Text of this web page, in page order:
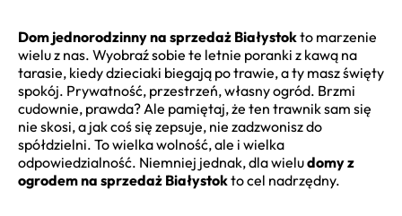
Dom jednorodzinny na sprzedaż Białystokto marzenie
wielu z nas. Wyobraź sobie te letnie poranki z kawą na
tarasie, kiedy dzieciaki biegają po trawie, a ty masz święty
spokój. Prywatność, przestrzeń, własny ogród. Brzmi
cudownie, prawda? Ale pamiętaj, że ten trawnik sam się
nie skosi, a jak coś się zepsuje, nie zadzwonisz do
spółdzielni. To wielka wolność, ale i wielka
odpowiedzialność. Niemniej jednak, dla wieludomy z
ogrodem na sprzedaż Białystokto cel nadrzędny.